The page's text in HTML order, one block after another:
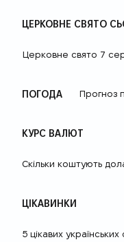
ЦЕРКОВНЕ СВЯТО
Церковне свято 7
ПОГОДА Прогноз
КУРС ВАЛЮТ
Скільки коштують
ЦІКАВИНКИ
5 цікавих